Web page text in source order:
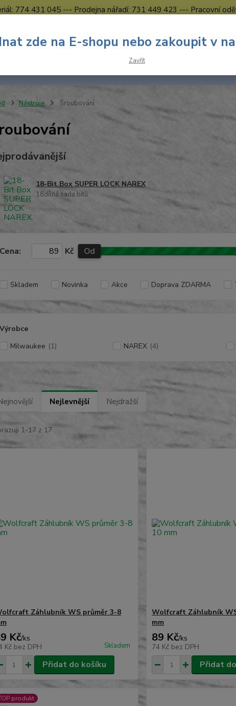
774 431 045 --- Prodejna nářadí: 731 449 423 --- Pracovní
Hledat
Nástroje Šroubování
18-Bit Box SUPER LOCK NAREX
18dílná sada bitů
Cena: Kč Od
Skladem Novinka Akce Doprava ZDARMA
Výrobce
Milwaukee (1) NAREX (4)
Nejlevnější Nejdražší
1-17 z 17
Záhlubník WS průměr 3-8
Kč/ks
Kč bez DPH Skladem
Přidat do košíku
Wolfcraft Záhlubník
mm
89 Kč/ks
74 Kč bez DPH
Přidat
produkt
zde na E-shopu nebo zakoupit v
Zavřít